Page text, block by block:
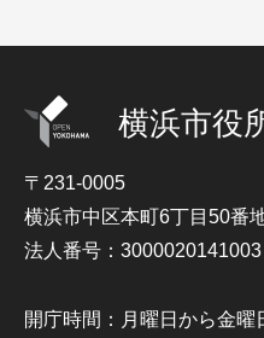
横浜市役
〒231-0005
横浜市中区本町6丁目50番
法人番号：3000020141003
開庁時間：月曜日から金